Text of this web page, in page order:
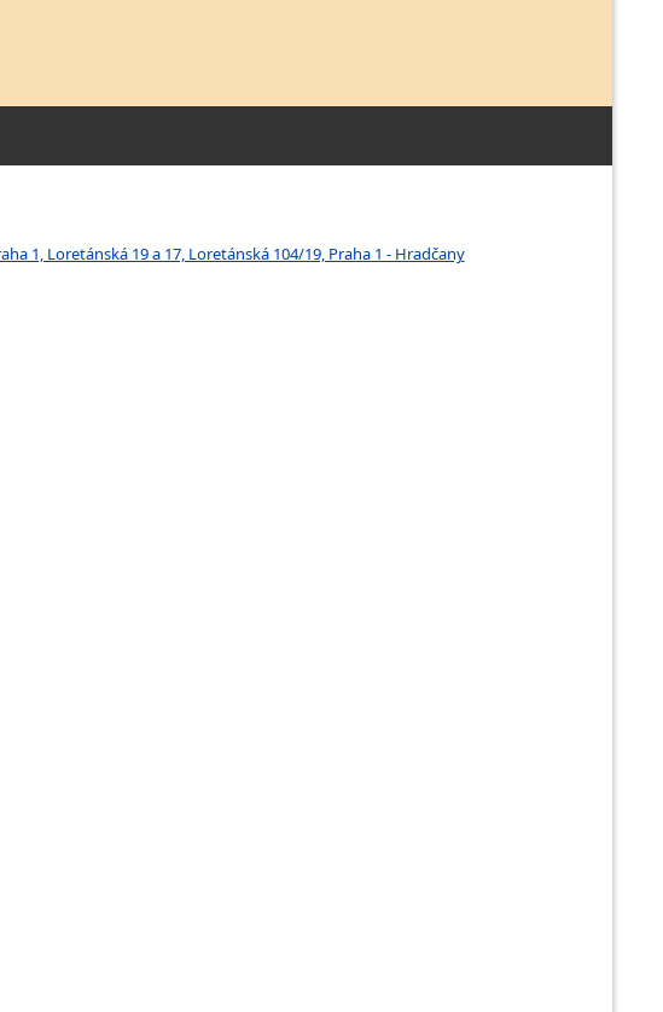
1, Loretánská 19 a 17, Loretánská 104/19, Praha 1 - Hradčany